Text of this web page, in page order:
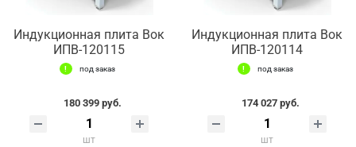
Индукционная плита Вок
ИПВ-120115
под заказ
180 399 руб.
шт
Индукционная плита Вок
ИПВ-120114
под заказ
174 027 руб.
шт